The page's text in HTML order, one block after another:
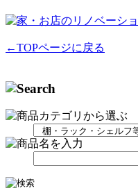
←TOPページに戻る